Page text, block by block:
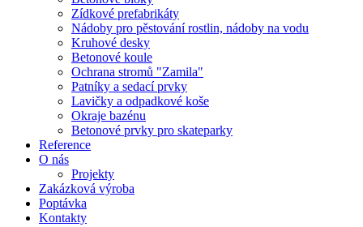
Zídkové prefabrikáty
Nádoby pro pěstování rostlin, nádoby na vodu
Kruhové desky
Betonové koule
Ochrana stromů "Zamila"
Patníky a sedací prvky
Lavičky a odpadkové koše
Okraje bazénu
Betonové prvky pro skateparky
Reference
O nás
Projekty
Zakázková výroba
Poptávka
Kontakty